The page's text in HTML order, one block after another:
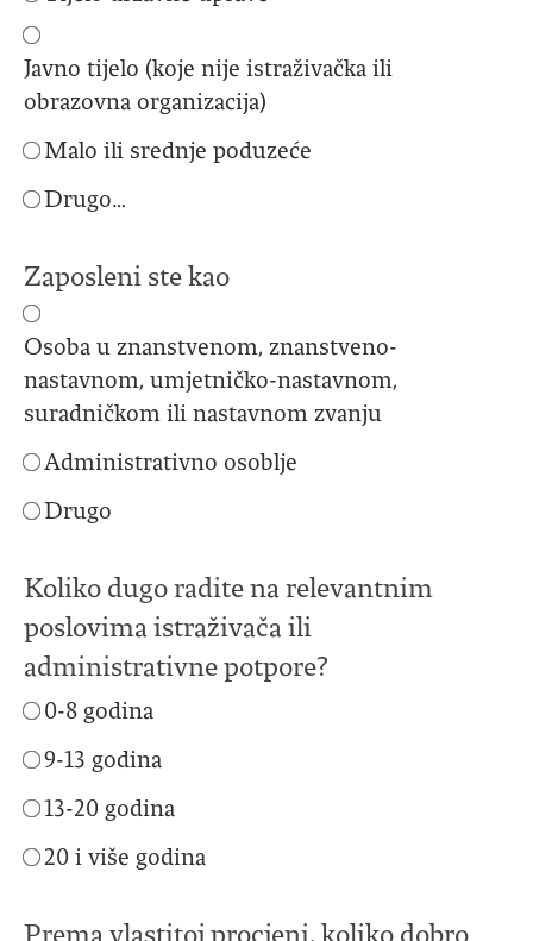
Javno tijelo (koje nije istraživačka ili
obrazovna organizacija)
Malo ili srednje poduzeće
Drugo…
Zaposleni ste kao
Osoba u znanstvenom, znanstveno-
nastavnom, umjetničko-nastavnom,
suradničkom ili nastavnom zvanju
Administrativno osoblje
Drugo
Koliko dugo radite na relevantnim
poslovima istraživača ili
administrativne potpore?
0-8 godina
9-13 godina
13-20 godina
20 i više godina
Prema vlastitoj procjeni, koliko dobro